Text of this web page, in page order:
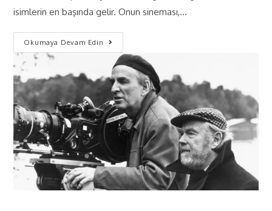
isimlerin en başında gelir. Onun sineması,…
Okumaya Devam Edin